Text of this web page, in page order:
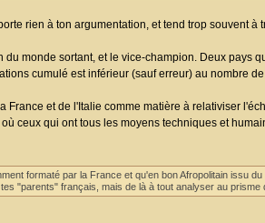
rien à ton argumentation, et tend trop souvent à
monde sortant, et le vice-champion. Deux pays
cumulé est inférieur (sauf erreur) au nombre
France et de l'Italie comme matière à relativiser
ceux qui ont tous les moyens techniques et
formaté par la France et qu'en bon Afropolitain issu
"parents" français, mais de là à tout analyser au